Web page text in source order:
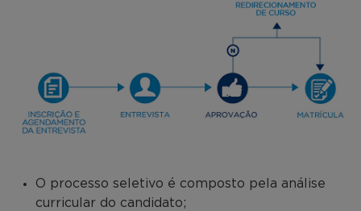
O processo seletivo é composto pela análise
curricular do candidato;